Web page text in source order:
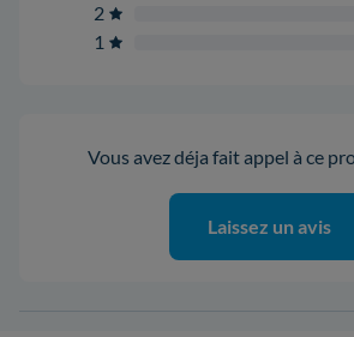
2
1
Vous avez déja fait appel à ce
Laissez un avis